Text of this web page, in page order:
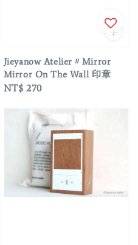
Jieyanow Atelier〃Mirror
Mirror On The Wall 印章
Regular
NT$ 270